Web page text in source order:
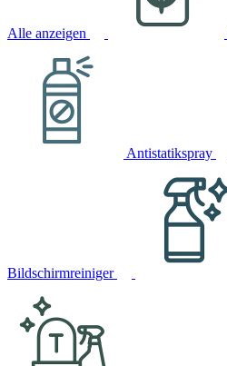
Alle anzeigen
Antistatikspray
Bildschirmreiniger